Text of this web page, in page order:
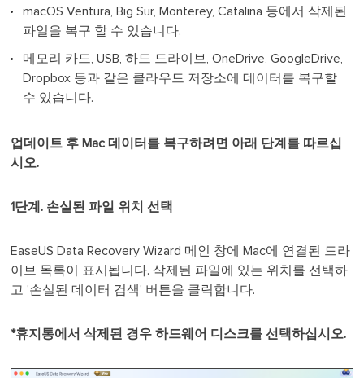
macOS Ventura, Big Sur, Monterey, Catalina 등에서 삭제된
파일을 복구 할 수 있습니다.
메모리 카드, USB, 하드 드라이브, OneDrive, GoogleDrive,
Dropbox 등과 같은 클라우드 저장소에 데이터를 복구할
수 있습니다.
업데이트 후 Mac 데이터를 복구하려면 아래 단계를 따르십
시오.
1단계. 손실된 파일 위치 선택
EaseUS Data Recovery Wizard 메인 창에 Mac에 연결된 드라
이브 목록이 표시됩니다. 삭제된 파일에 있는 위치를 선택하
고 '손실된 데이터 검색' 버튼을 클릭합니다.
*휴지통에서 삭제된 경우 하드웨어 디스크를 선택하십시오.